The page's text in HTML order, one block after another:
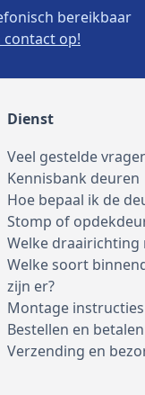
bereikbaar
contact op!
Dienst
Veel gestelde
Kennisbank deuren
Hoe bepaal ik de
Stomp of
Welke draairichting
Welke soort
zijn er?
Montage instructies
Bestellen en betalen
Verzending en